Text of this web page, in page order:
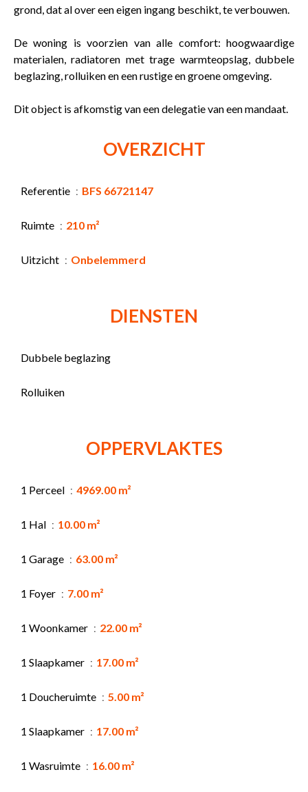
grond, dat al over een eigen ingang beschikt, te verbouwen.
De woning is voorzien van alle comfort: hoogwaardige
materialen, radiatoren met trage warmteopslag, dubbele
beglazing, rolluiken en een rustige en groene omgeving.
Dit object is afkomstig van een delegatie van een mandaat.
OVERZICHT
Referentie BFS 66721147
Ruimte 210 m²
Uitzicht Onbelemmerd
DIENSTEN
Dubbele beglazing
Rolluiken
OPPERVLAKTES
1 Perceel 4969.00 m²
1 Hal 10.00 m²
1 Garage 63.00 m²
1 Foyer 7.00 m²
1 Woonkamer 22.00 m²
1 Slaapkamer 17.00 m²
1 Doucheruimte 5.00 m²
1 Slaapkamer 17.00 m²
1 Wasruimte 16.00 m²